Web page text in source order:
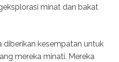
minat dan bakat
diberikan kesempatan untuk
mereka minati. Mereka